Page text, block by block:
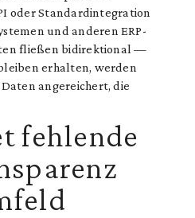
oder Standardintegration
und anderen ERP-
fließen bidirektional —
erhalten, werden
angereichert, die
fehlende